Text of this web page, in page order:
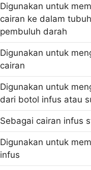
Digunakan untuk
cairan ke dalam
pembuluh darah
Digunakan untuk
cairan
Digunakan untuk
dari botol infus atau
Sebagai cairan infus
Digunakan untuk
infus